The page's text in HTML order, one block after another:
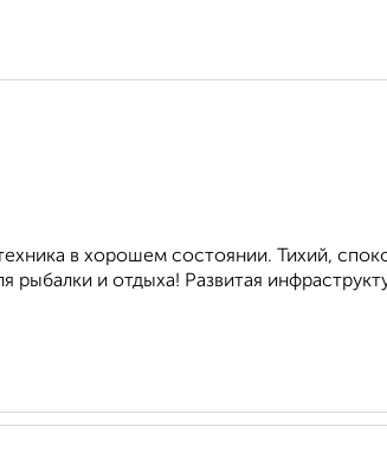
в хорошем состоянии. Тихий,
и отдыха! Развитая